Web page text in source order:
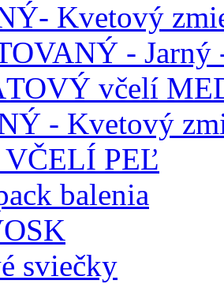
Kvetový
-
včelí
- Kvetový
VČELÍ PEĽ
balenia
sviečky